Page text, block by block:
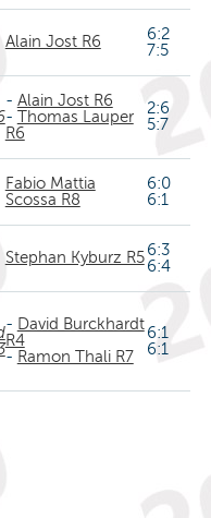
Alain Jost R6
6:2
7:5
- Alain Jost R6
- Thomas Lauper
R6
2:6
5:7
Fabio Mattia
Scossa R8
6:0
6:1
Stephan Kyburz R5 6:3
6:4
- David Burckhardt
R4
- Ramon Thali R7
6:1
6:1